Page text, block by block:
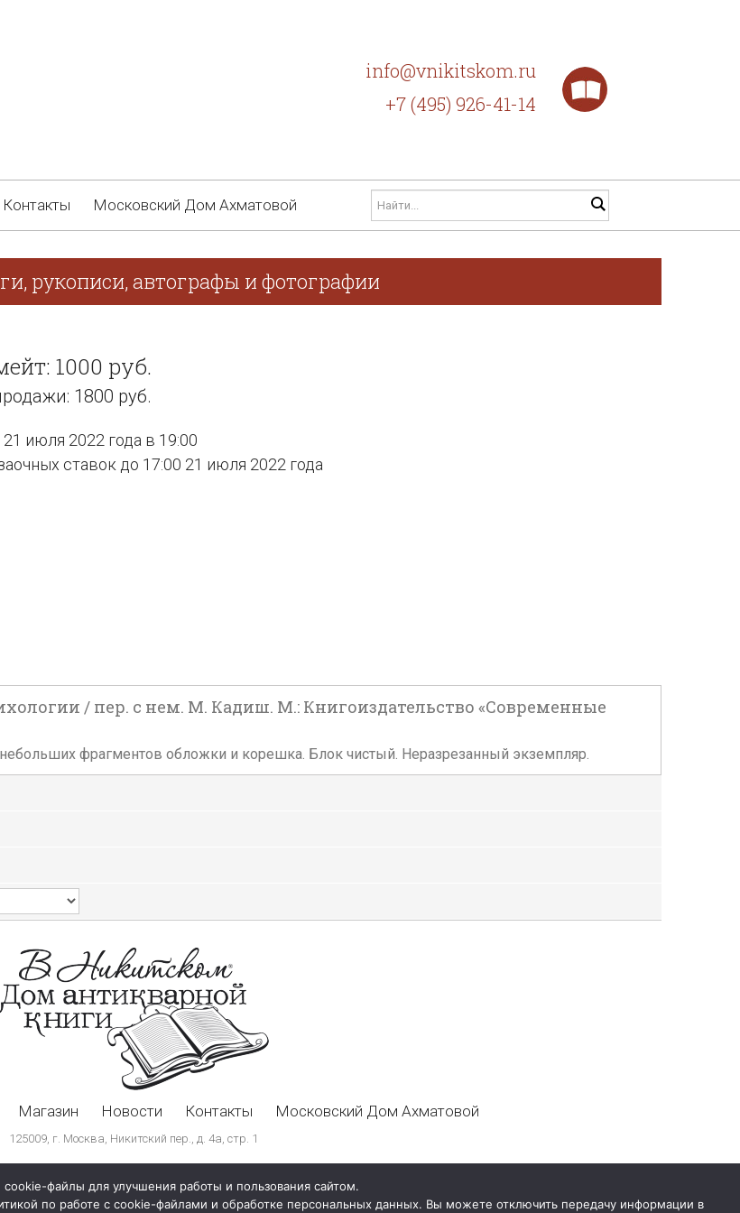
info@vnikitskom.ru
+7 (495) 926-41-14
Контакты Московский Дом Ахматовой
рукописи, автографы и фотографии
1000 руб.
1800 руб.
21 июля 2022 года в 19:00
ставок до 17:00 21 июля 2022 года
/ пер. с нем. М. Кадиш. М.: Книгоиздательство «Современные
небольших фрагментов обложки и корешка. Блок чистый. Неразрезанный экземпляр.
Магазин Новости Контакты Московский Дом Ахматовой
125009, г. Москва, Никитский пер., д. 4а, стр. 1
файлы для улучшения работы и пользования сайтом.
по работе с cookie-файлами и обработке персональных данных. Вы можете отключить передачу информации в